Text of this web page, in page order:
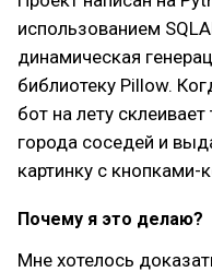
использованием
динамическая
библиотеку Pillow.
бот на лету
города соседей и
картинку с кнопками-
Почему я это делаю?
Мне хотелось